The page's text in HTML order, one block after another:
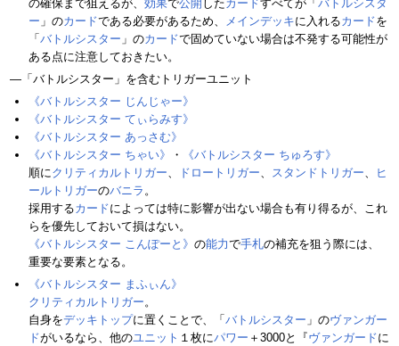
の確保まで狙えるが、 効果で公開 したカード すべてが「 バトルシスタ
ー 」のカードである必要があるため、 メインデッキに入れるカードを
「 バトルシスター 」のカードで固めていない場合は不発する可能性が
ある点に注意しておきたい。
―「バトルシスター」を含むトリガーユニット
《バトルシスター じんじゃー》
《バトルシスター てぃらみす》
《バトルシスター あっさむ》
《バトルシスター ちゃい》
・
《バトルシスター ちゅろす》
順にクリティカルトリガー、 ドロートリガー、 スタンドトリガー、
ヒ
ールトリガーのバニラ 。
採用するカードによっては特に影響が出ない場合も有り得るが、これ
らを優先しておいて損はない。
《バトルシスター こんぽーと》 の能力で手札の補充を狙う際には、
重要な要素となる。
《バトルシスター まふぃん》
クリティカルトリガー。
自身をデッキトップに置くことで、「 バトルシスター 」のヴァンガー
ドがいるなら、他のユニット １枚にパワー ＋3000と『ヴァンガードに